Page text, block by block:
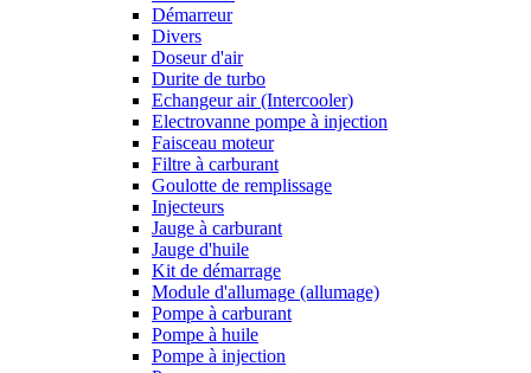
Démarreur
Divers
Doseur d'air
Durite de turbo
Echangeur air (Intercooler)
Electrovanne pompe à injection
Faisceau moteur
Filtre à carburant
Goulotte de remplissage
Injecteurs
Jauge à carburant
Jauge d'huile
Kit de démarrage
Module d'allumage (allumage)
Pompe à carburant
Pompe à huile
Pompe à injection